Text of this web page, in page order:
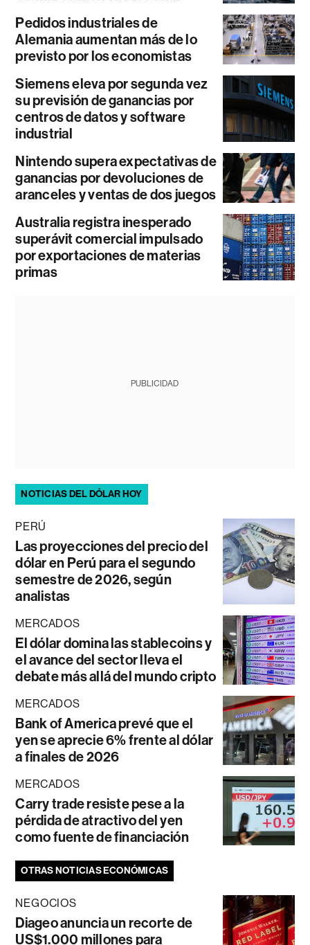
Pedidos industriales de
Alemania aumentan más de lo
previsto por los economistas
Siemens eleva por segunda vez
su previsión de ganancias por
centros de datos y software
industrial
Nintendo supera expectativas de
ganancias por devoluciones de
aranceles y ventas de dos juegos
Australia registra inesperado
superávit comercial impulsado
por exportaciones de materias
primas
PUBLICIDAD
NOTICIAS DEL DÓLAR HOY
PERÚ
Las proyecciones del precio del
dólar en Perú para el segundo
semestre de 2026, según
analistas
MERCADOS
El dólar domina las stablecoins y
el avance del sector lleva el
debate más allá del mundo cripto
MERCADOS
Bank of America prevé que el
yen se aprecie 6% frente al dólar
a finales de 2026
MERCADOS
Carry trade resiste pese a la
pérdida de atractivo del yen
como fuente de financiación
OTRAS NOTICIAS ECONÓMICAS
NEGOCIOS
Diageo anuncia un recorte de
US$1.000 millones para